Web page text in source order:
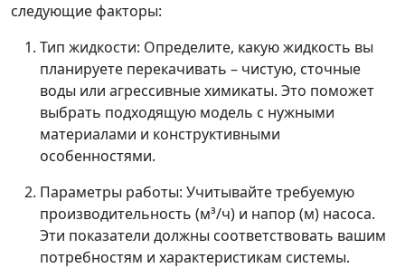
следующие факторы:
Тип жидкости: Определите, какую жидкость вы
планируете перекачивать – чистую, сточные
воды или агрессивные химикаты. Это поможет
выбрать подходящую модель с нужными
материалами и конструктивными
особенностями.
Параметры работы: Учитывайте требуемую
производительность (м³/ч) и напор (м) насоса.
Эти показатели должны соответствовать вашим
потребностям и характеристикам системы.